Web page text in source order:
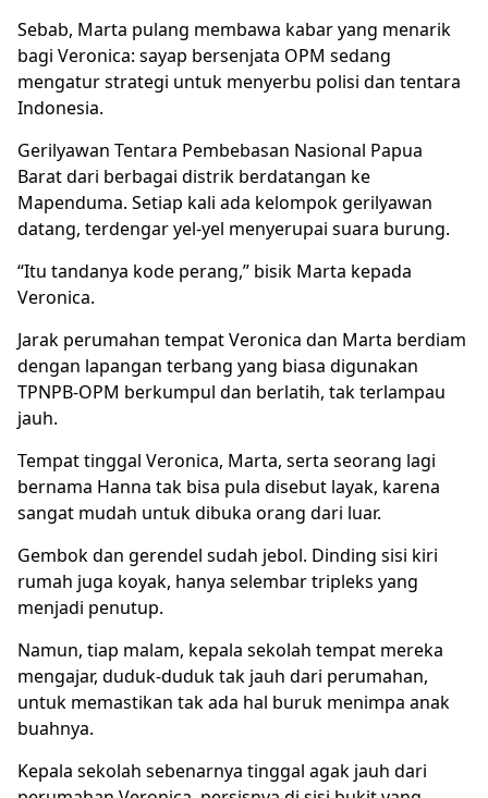
Sebab, Marta pulang membawa kabar yang menarik
bagi Veronica: sayap bersenjata OPM sedang
mengatur strategi untuk menyerbu polisi dan tentara
Indonesia.
Gerilyawan Tentara Pembebasan Nasional Papua
Barat dari berbagai distrik berdatangan ke
Mapenduma. Setiap kali ada kelompok gerilyawan
datang, terdengar yel-yel menyerupai suara burung.
“Itu tandanya kode perang,” bisik Marta kepada
Veronica.
Jarak perumahan tempat Veronica dan Marta berdiam
dengan lapangan terbang yang biasa digunakan
TPNPB-OPM berkumpul dan berlatih, tak terlampau
jauh.
Tempat tinggal Veronica, Marta, serta seorang lagi
bernama Hanna tak bisa pula disebut layak, karena
sangat mudah untuk dibuka orang dari luar.
Gembok dan gerendel sudah jebol. Dinding sisi kiri
rumah juga koyak, hanya selembar tripleks yang
menjadi penutup.
Namun, tiap malam, kepala sekolah tempat mereka
mengajar, duduk-duduk tak jauh dari perumahan,
untuk memastikan tak ada hal buruk menimpa anak
buahnya.
Kepala sekolah sebenarnya tinggal agak jauh dari